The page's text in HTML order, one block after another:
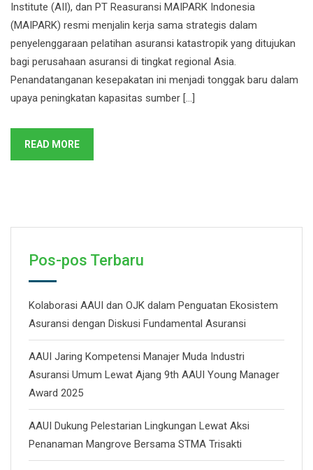
Institute (AII), dan PT Reasuransi MAIPARK Indonesia
(MAIPARK) resmi menjalin kerja sama strategis dalam
penyelenggaraan pelatihan asuransi katastropik yang ditujukan
bagi perusahaan asuransi di tingkat regional Asia.
Penandatanganan kesepakatan ini menjadi tonggak baru dalam
upaya peningkatan kapasitas sumber […]
READ MORE
Pos-pos Terbaru
Kolaborasi AAUI dan OJK dalam Penguatan Ekosistem
Asuransi dengan Diskusi Fundamental Asuransi
AAUI Jaring Kompetensi Manajer Muda Industri
Asuransi Umum Lewat Ajang 9th AAUI Young Manager
Award 2025
AAUI Dukung Pelestarian Lingkungan Lewat Aksi
Penanaman Mangrove Bersama STMA Trisakti